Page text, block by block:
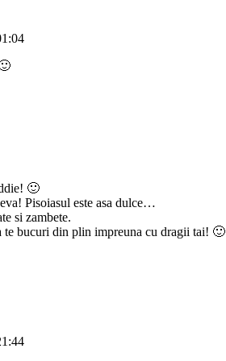
🙂
Pisoiasul este asa dulce…
si zambete.
te bucuri din plin impreuna cu dragii tai! 🙂